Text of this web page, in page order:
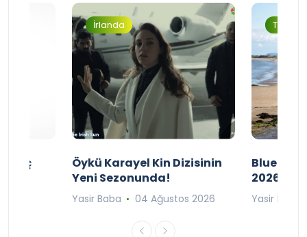
Maç
İrlanda
Öykü Karayel Kin Dizisinin
Yeni Sezonunda!
Yasir Baba 04 Ağustos 2026
Turizm
Blue
2026
Yasir Baba